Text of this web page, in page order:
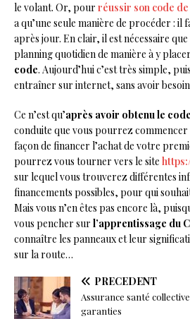
le volant. Or, pour réussir son code
a qu’une seule manière de procéder : il
après jour. En clair, il est nécessaire
planning quotidien de manière à y
code. Aujourd’hui c’est très simple,
entraîner sur internet, sans avoir besoin
Ce n’est qu’après avoir obtenu le code
conduite que vous pourrez commencer
façon de financer l’achat de votre
pourrez vous tourner vers le site
sur lequel vous trouverez différentes
financements possibles, pour qui
Mais vous n’en êtes pas encore là,
vous pencher sur l’apprentissage du
connaître les panneaux et leur
sur la route…
PRÉCÉDENT
Assurance santé
garanties